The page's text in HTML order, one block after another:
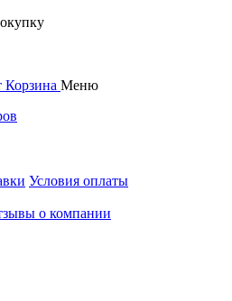
Корзина Меню
Условия оплаты
о компании